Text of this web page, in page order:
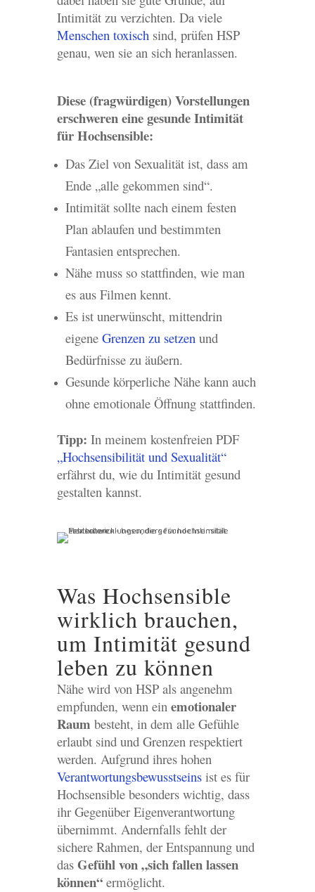
Intimität zu verzichten. Da viele
Menschen toxischsind, prüfen HSP
genau, wen sie an sich heranlassen.
Diese (fragwürdigen) Vorstellungen
erschweren eine gesunde Intimität
für Hochsensible:
Das Ziel von Sexualität ist, dass am
Ende „alle gekommen sind“.
Intimität sollte nach einem festen
Plan ablaufen und bestimmten
Fantasien entsprechen.
Nähe muss so stattfinden, wie man
es aus Filmen kennt.
Es ist unerwünscht, mittendrin
eigene Grenzen zu setzenund
Bedürfnisse zu äußern.
Gesunde körperliche Nähe kann auch
ohne emotionale Öffnung stattfinden.
Tipp: In meinem kostenfreien PDF
„Hochsensibilität und Sexualität“
erfährst du, wie du Intimität gesund
gestalten kannst.
Was Hochsensible
wirklich brauchen,
um Intimität gesund
leben zu können
Nähe wird von HSP als angenehm
empfunden, wenn ein emotionaler
Raum besteht, in dem alle Gefühle
erlaubt sind und Grenzen respektiert
werden. Aufgrund ihres hohen
Verantwortungsbewusstseinsist es für
Hochsensible besonders wichtig, dass
ihr Gegenüber Eigenverantwortung
übernimmt. Andernfalls fehlt der
sichere Rahmen, der Entspannung und
das Gefühl von „sich fallen lassen
können“ermöglicht.